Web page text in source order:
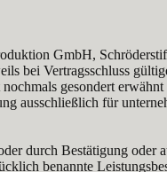
GmbH,
bei Vertragsschluss
gesondert
ausschließlich für
durch Bestätigung
benannte